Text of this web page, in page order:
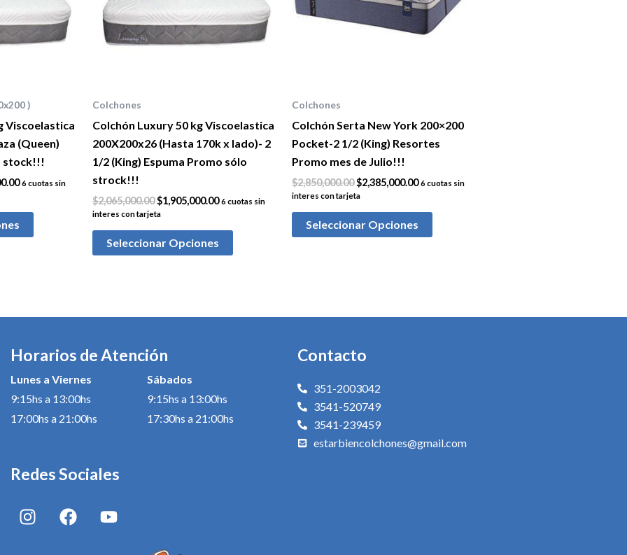
)
Viscoelastica
(Queen)
stock!!!
6 cuotas sin
Colchones
Colchón Luxury 50 kg Viscoelastica
200X200x26 (Hasta 170k x lado)- 2
1/2 (King) Espuma Promo sólo
strock!!!
$2,065,000.00$1,905,000.00 6 cuotas sin
interes con tarjeta
Seleccionar Opciones
Colchones
Colchón Serta New York 200×200
Pocket-2 1/2 (King) Resortes
Promo mes de Julio!!!
$2,850,000.00$2,385,000.00 6 cuotas sin
interes con tarjeta
Seleccionar Opciones
Horarios de Atención
Lunes a Viernes
9:15hs a 13:00hs
17:00hs a 21:00hs
Sábados
9:15hs a 13:00hs
17:30hs a 21:00hs
Redes Sociales
I
n
F
a
Y
o
Contacto
351-2003042
3541-520749
3541-239459
estarbiencolchones@gmail.com